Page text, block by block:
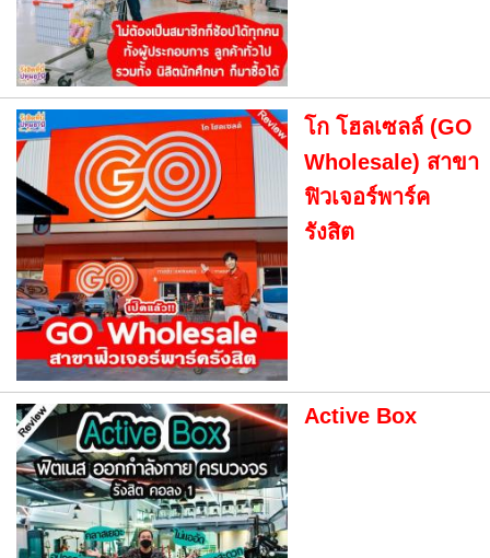
โก โฮลเซลล์ (GO
Wholesale) สาขา
ฟิวเจอร์พาร์ค
รังสิต
Active Box